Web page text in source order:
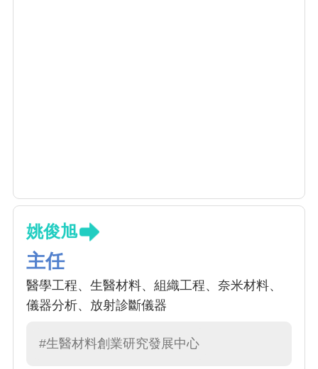
姚俊旭
主任
醫學工程、生醫材料、組織工程、奈米材料、
儀器分析、放射診斷儀器
#生醫材料創業研究發展中心